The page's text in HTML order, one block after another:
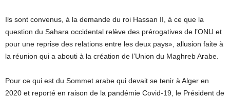
Ils sont convenus, à la demande du roi Hassan II, à ce que la
question du Sahara occidental relève des prérogatives de l’ONU et
pour une reprise des relations entre les deux pays», allusion faite à
la réunion qui a abouti à la création de l’Union du Maghreb Arabe.
Pour ce qui est du Sommet arabe qui devait se tenir à Alger en
2020 et reporté en raison de la pandémie Covid-19, le Président de